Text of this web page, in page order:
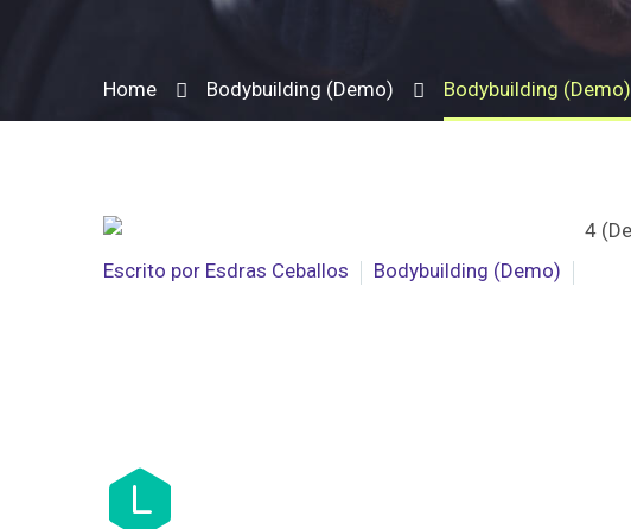
Home Bodybuilding (Demo) Bodybuilding (Demo)
Escrito por Esdras Ceballos Bodybuilding (Demo)
L